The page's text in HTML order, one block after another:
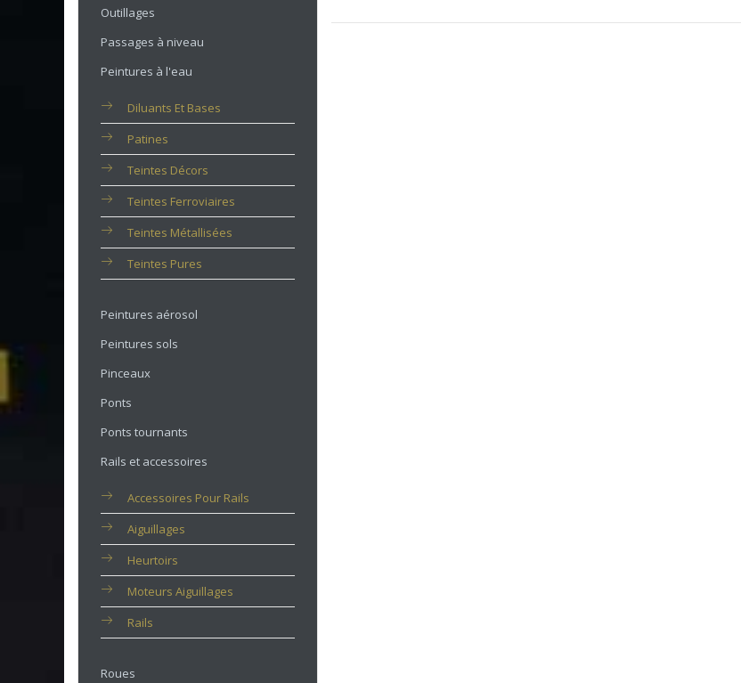
Outillages
Passages à niveau
Peintures à l'eau
Diluants Et Bases
Patines
Teintes Décors
Teintes Ferroviaires
Teintes Métallisées
Teintes Pures
Peintures aérosol
Peintures sols
Pinceaux
Ponts
Ponts tournants
Rails et accessoires
Accessoires Pour Rails
Aiguillages
Heurtoirs
Moteurs Aiguillages
Rails
Roues